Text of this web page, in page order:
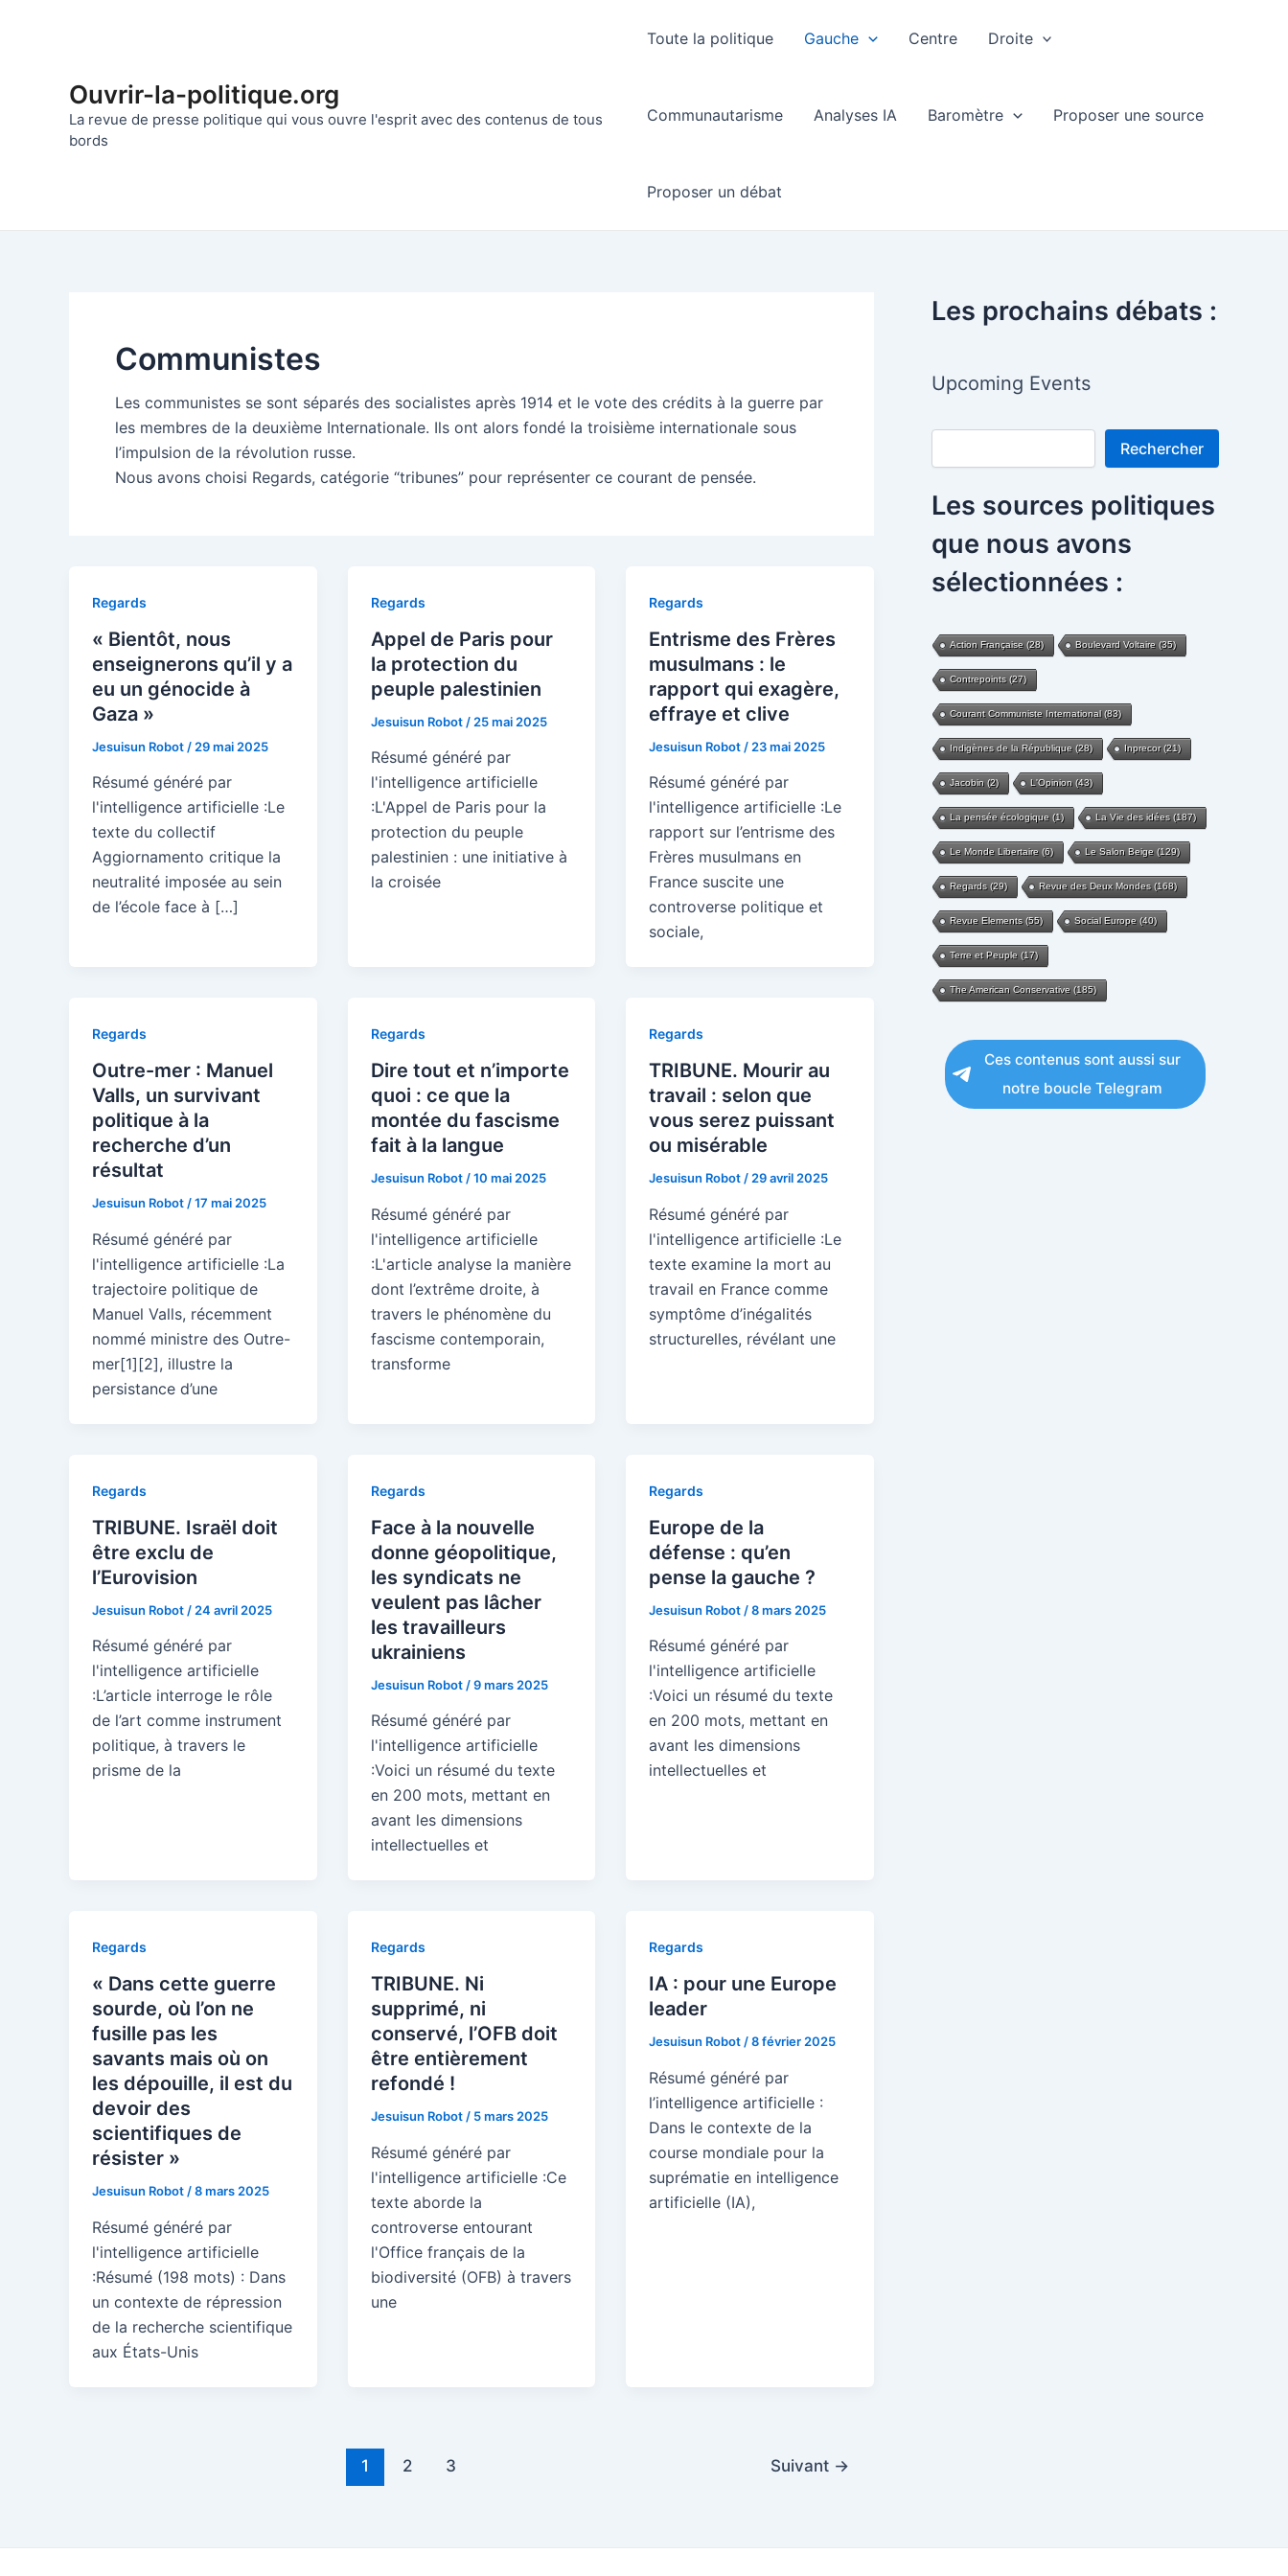
Ouvrir-la-politique.org
La revue de presse politique qui vous ouvre l'esprit avec des contenus de tous
bords
Toute la politique Gauche Centre Droite
Communautarisme Analyses IA Baromètre Proposer une source
Proposer un débat
Communistes
Les communistes se sont séparés des socialistes après 1914 et le vote des crédits à la guerre par
les membres de la deuxième Internationale. Ils ont alors fondé la troisième internationale sous
l’impulsion de la révolution russe.
Nous avons choisi Regards, catégorie “tribunes” pour représenter ce courant de pensée.
Regards
« Bientôt, nous
enseignerons qu’il y a
eu un génocide à
Gaza »
Jesuisun Robot / 29 mai 2025
Résumé généré par
l'intelligence artificielle :Le
texte du collectif
Aggiornamento critique la
neutralité imposée au sein
de l’école face à […]
Regards
Appel de Paris pour
la protection du
peuple palestinien
Jesuisun Robot / 25 mai 2025
Résumé généré par
l'intelligence artificielle
:L'Appel de Paris pour la
protection du peuple
palestinien : une initiative à
la croisée
Regards
Entrisme des Frères
musulmans : le
rapport qui exagère,
effraye et clive
Jesuisun Robot / 23 mai 2025
Résumé généré par
l'intelligence artificielle :Le
rapport sur l’entrisme des
Frères musulmans en
France suscite une
controverse politique et
sociale,
Regards
Outre-mer : Manuel
Valls, un survivant
politique à la
recherche d’un
résultat
Jesuisun Robot /17 mai 2025
Résumé généré par
l'intelligence artificielle :La
trajectoire politique de
Manuel Valls, récemment
nommé ministre des Outre-
mer[1][2], illustre la
persistance d’une
Regards
Dire tout et n’importe
quoi : ce que la
montée du fascisme
fait à la langue
Jesuisun Robot /10 mai 2025
Résumé généré par
l'intelligence artificielle
:L'article analyse la manière
dont l’extrême droite, à
travers le phénomène du
fascisme contemporain,
transforme
Regards
TRIBUNE. Mourir au
travail : selon que
vous serez puissant
ou misérable
Jesuisun Robot / 29 avril 2025
Résumé généré par
l'intelligence artificielle :Le
texte examine la mort au
travail en France comme
symptôme d’inégalités
structurelles, révélant une
Regards
TRIBUNE. Israël doit
être exclu de
l’Eurovision
Jesuisun Robot / 24 avril 2025
Résumé généré par
l'intelligence artificielle
:L’article interroge le rôle
de l’art comme instrument
politique, à travers le
prisme de la
Regards
Face à la nouvelle
donne géopolitique,
les syndicats ne
veulent pas lâcher
les travailleurs
ukrainiens
Jesuisun Robot /9 mars 2025
Résumé généré par
l'intelligence artificielle
:Voici un résumé du texte
en 200 mots, mettant en
avant les dimensions
intellectuelles et
Regards
Europe de la
défense : qu’en
pense la gauche ?
Jesuisun Robot /8 mars 2025
Résumé généré par
l'intelligence artificielle
:Voici un résumé du texte
en 200 mots, mettant en
avant les dimensions
intellectuelles et
Regards
« Dans cette guerre
sourde, où l’on ne
fusille pas les
savants mais où on
les dépouille, il est du
devoir des
scientifiques de
résister »
Jesuisun Robot /8 mars 2025
Résumé généré par
l'intelligence artificielle
:Résumé (198 mots) : Dans
un contexte de répression
de la recherche scientifique
aux États-Unis
Regards
TRIBUNE. Ni
supprimé, ni
conservé, l’OFB doit
être entièrement
refondé !
Jesuisun Robot / 5 mars 2025
Résumé généré par
l'intelligence artificielle :Ce
texte aborde la
controverse entourant
l'Office français de la
biodiversité (OFB) à travers
une
Regards
IA : pour une Europe
leader
Jesuisun Robot /8 février 2025
Résumé généré par
l’intelligence artificielle :
Dans le contexte de la
course mondiale pour la
suprématie en intelligence
artificielle (IA),
1 2 3 Suivant →
Les prochains débats :
Upcoming Events
Rechercher
Rechercher
Les sources politiques
que nous avons
sélectionnées :
Action Française (28) Boulevard Voltaire (35)
Contrepoints(27)
Courant Communiste International(83)
Indigènes de la République (28) Inprecor(21)
Jacobin (2) L'Opinion (43)
La pensée écologique (1) La Vie des idées(187)
Le Monde Libertaire (6) Le Salon Beige (129)
Regards(29) Revue des Deux Mondes(168)
Revue Elements(55) Social Europe (40)
Terre et Peuple (17)
The American Conservative (185)
Ces contenus sont aussi sur
notre boucle Telegram